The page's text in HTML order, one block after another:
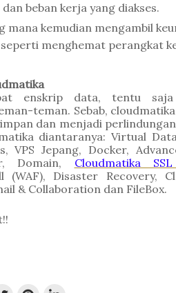
beban kerja yang diakses.
mana kemudian mengambil
seperti menghemat perangkat
enskrip data, tentu saja
teman. Sebab,
dan menjadi
diantaranya: Virtual
VPS Jepang, Docker,
Domain, Cloudmatika
(WAF), Disaster Recovery,
& Collaboration dan FileBox.